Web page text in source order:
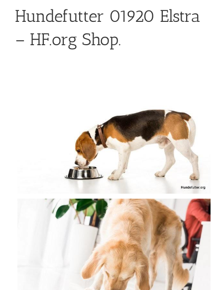
Hundefutter 01920 Elstra
– HF.org Shop.